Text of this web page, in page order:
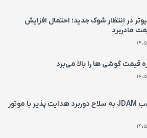
در انتظار شوک جدید؛ احتمال افزایش
مادربرد
قیمت‌ گوشی ها را بالا می‌برد
تبدیل بمب JDAM به سلاح دوربرد هدایت پذیر با موتور